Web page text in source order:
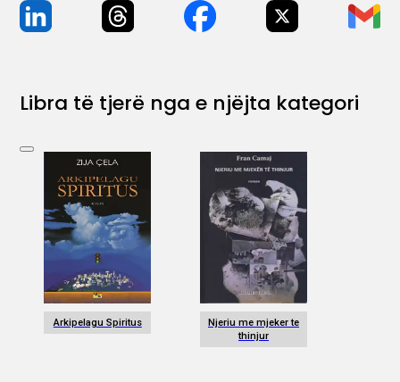
Libra të tjerë nga e njëjta kategori
Arkipelagu Spiritus
Njeriu me mjeker te
thinjur